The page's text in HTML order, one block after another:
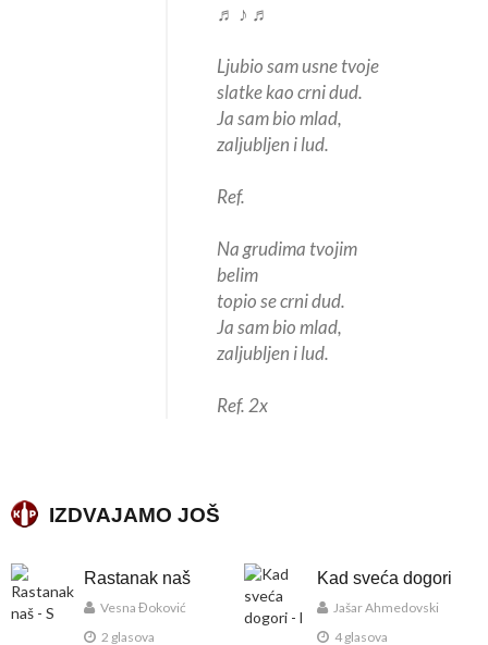
♬ ♪ ♬
Ljubio sam usne tvoje
slatke kao crni dud.
Ja sam bio mlad,
zaljubljen i lud.
Ref.
Na grudima tvojim
belim
topio se crni dud.
Ja sam bio mlad,
zaljubljen i lud.
Ref. 2x
IZDVAJAMO JOŠ
Rastanak naš
Vesna Đoković
2 glasova
Kad sveća dogori
Jašar Ahmedovski
4 glasova